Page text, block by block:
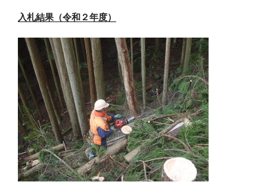
入札結果（令和２年度）